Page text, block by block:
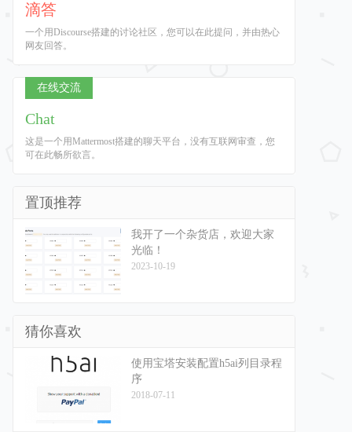
滴答
一个用Discourse搭建的讨论社区，您可以在此提问，并由热心
网友回答。
在线交流
Chat
这是一个用Mattermost搭建的聊天平台，没有互联网审查，您
可在此畅所欲言。
置顶推荐
我开了一个杂货店，欢迎大家
光临！
2023-10-19
猜你喜欢
使用宝塔安装配置h5ai列目录程
序
2018-07-11